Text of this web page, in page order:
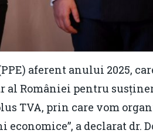
aferent anului 2025,
al României pentru
TVA, prin care vom
a declarat dr.